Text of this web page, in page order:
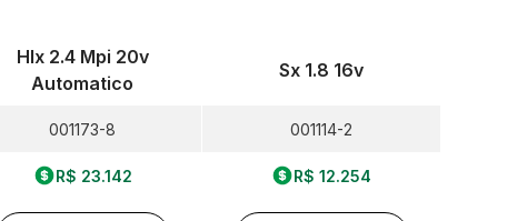
Hlx 2.4 Mpi 20v
Automatico
001173-8
R$ 23.142
Sx 1.8 16v
001114-2
R$ 12.254